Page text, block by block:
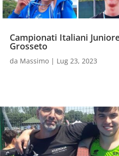
Campionati Italiani
Grosseto
da Massimo | Lug 23, 2023